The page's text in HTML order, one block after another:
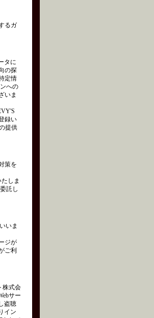
るガ
タに
の探
定情
への
いま
録い
提供
策を
しま
託し
いま
ジが
ご利
株式会
サー
盗聴
イン